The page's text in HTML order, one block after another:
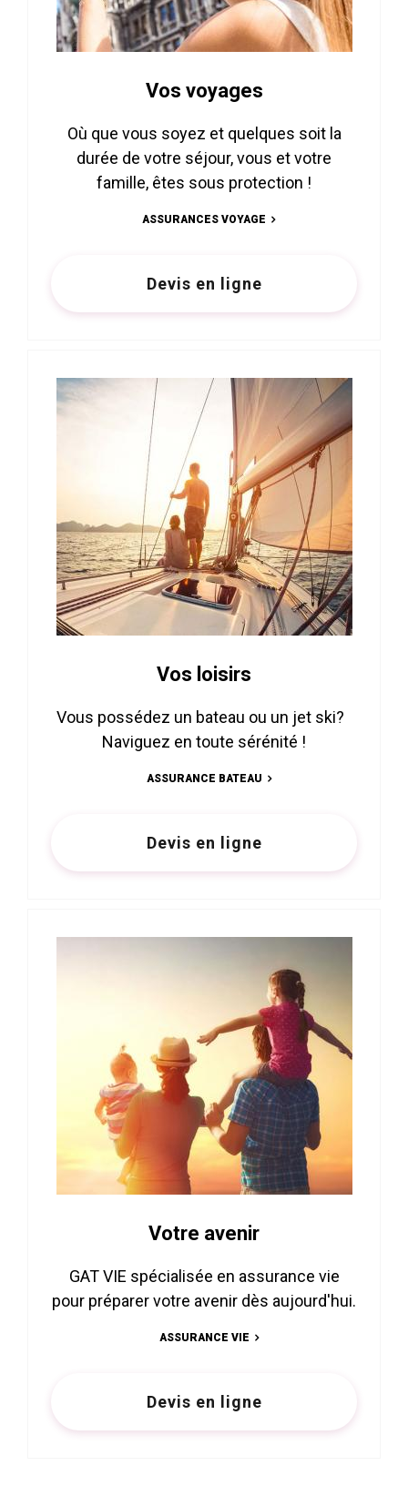
Vos voyages
Où que vous soyez et quelques soit la
durée de votre séjour, vous et votre
famille, êtes sous protection !
ASSURANCES VOYAGE
Devis en ligne
Vos loisirs
Vous possédez un bateau ou un jet ski?
Naviguez en toute sérénité !
ASSURANCE BATEAU
Devis en ligne
Votre avenir
GAT VIE spécialisée en assurance vie
pour préparer votre avenir dès aujourd'hui.
ASSURANCE VIE
Devis en ligne